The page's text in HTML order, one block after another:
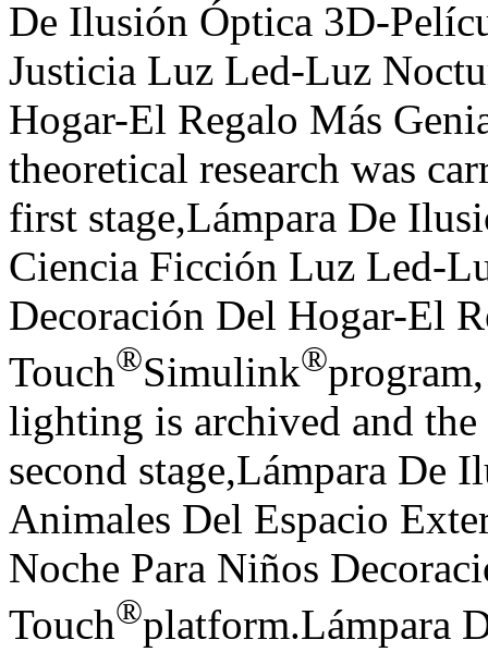
De Ilusión Óptica 3D-
Justicia Luz Led-Luz
Hogar-El Regalo Más
theoretical research was
first stage,Lámpara De
Ciencia Ficción Luz Led-
Decoración Del Hogar-El
Touch®Simulink®
lighting is archived and
second stage,Lámpara De
Animales Del Espacio
Noche Para Niños
Touch®platform.Lámpara